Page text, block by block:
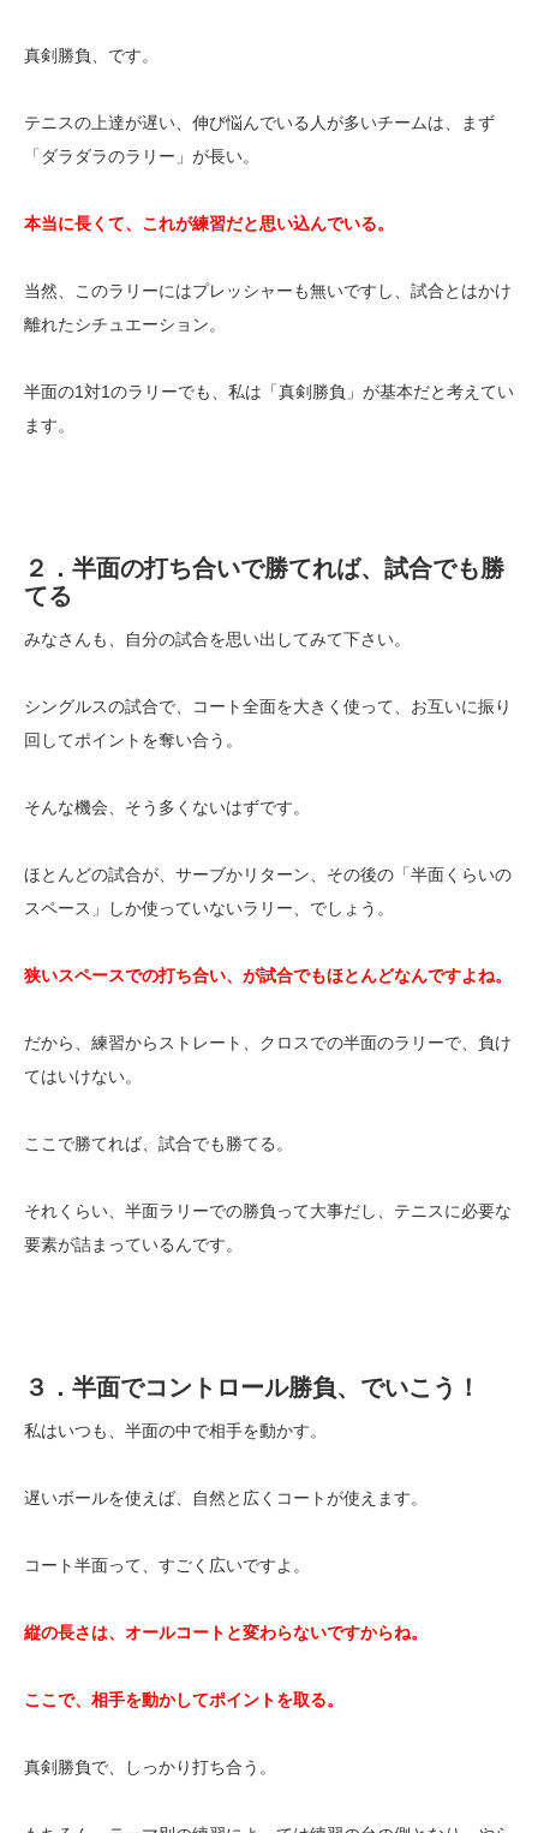
真剣勝負、です。
テニスの上達が遅い、伸び悩んでいる人が多いチームは、まず
「ダラダラのラリー」が長い。
本当に長くて、これが練習だと思い込んでいる。
当然、このラリーにはプレッシャーも無いですし、試合とはかけ
離れたシチュエーション。
半面の1対1のラリーでも、私は「真剣勝負」が基本だと考えてい
ます。
２．半面の打ち合いで勝てれば、試合でも勝
てる
みなさんも、自分の試合を思い出してみて下さい。
シングルスの試合で、コート全面を大きく使って、お互いに振り
回してポイントを奪い合う。
そんな機会、そう多くないはずです。
ほとんどの試合が、サーブかリターン、その後の「半面くらいの
スペース」しか使っていないラリー、でしょう。
狭いスペースでの打ち合い、が試合でもほとんどなんですよね。
だから、練習からストレート、クロスでの半面のラリーで、負け
てはいけない。
ここで勝てれば、試合でも勝てる。
それくらい、半面ラリーでの勝負って大事だし、テニスに必要な
要素が詰まっているんです。
３．半面でコントロール勝負、でいこう！
私はいつも、半面の中で相手を動かす。
遅いボールを使えば、自然と広くコートが使えます。
コート半面って、すごく広いですよ。
縦の長さは、オールコートと変わらないですからね。
ここで、相手を動かしてポイントを取る。
真剣勝負で、しっかり打ち合う。